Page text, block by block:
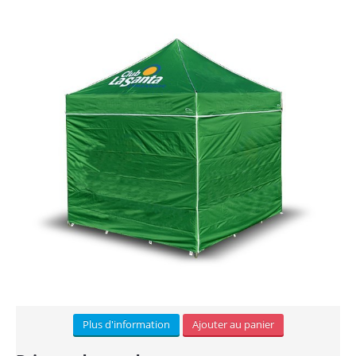
Tissu (3)
Panneau alvéolaire (3)
PVC Forex (8)
Dibond (2)
Plexiglass (2)
Eclairage (2)
Plus d'information Ajouter au panier